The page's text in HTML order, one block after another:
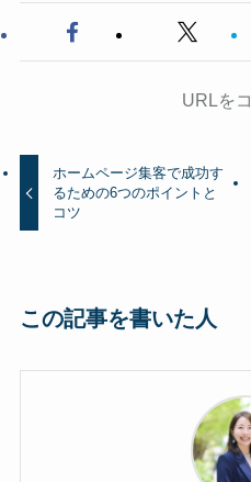
URLを
ホームページ集客で成功す
るための6つのポイントと
コツ
この記事を書いた人